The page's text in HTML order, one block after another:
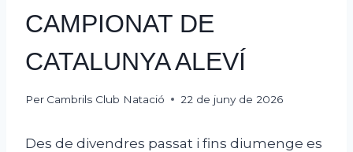
CAMPIONAT DE
CATALUNYA ALEVÍ
Per Cambrils Club Natació 22 de juny de 2026
Des de divendres passat i fins diumenge es